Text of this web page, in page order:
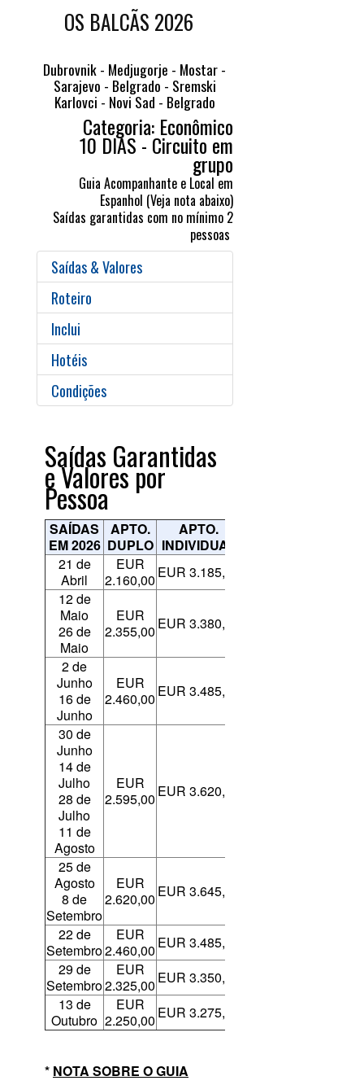
OS BALCÃS 2026
Dubrovnik - Medjugorje - Mostar -
Sarajevo - Belgrado - Sremski
Karlovci - Novi Sad - Belgrado
Categoria: Econômico
10 DIAS - Circuito em
grupo
Guia Acompanhante e Local em
Espanhol (Veja nota abaixo)
Saídas garantidas com no mínimo 2
pessoas
Saídas & Valores
Roteiro
Inclui
Hotéis
Condições
Saídas Garantidas
e Valores por
Pessoa
SAÍDAS
EM 2026
APTO.
DUPLO
APTO.
INDIVIDUAL
21 de
Abril
EUR
2.160,00 EUR 3.185,00
12 de
Maio
26 de
Maio
EUR
2.355,00 EUR 3.380,00
2 de
Junho
16 de
Junho
EUR
2.460,00 EUR 3.485,00
30 de
Junho
14 de
Julho
28 de
Julho
11 de
Agosto
EUR
2.595,00 EUR 3.620,00
25 de
Agosto
8 de
Setembro
EUR
2.620,00 EUR 3.645,00
22 de
Setembro
EUR
2.460,00 EUR 3.485,00
29 de
Setembro
EUR
2.325,00 EUR 3.350,00
13 de
Outubro
EUR
2.250,00 EUR 3.275,00
* NOTA SOBRE O GUIA